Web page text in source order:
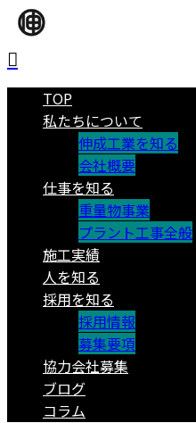
TOP
私たちについて
伸成工業を知る
会社概要
仕事を知る
重量物事業
プラント工事全般
施工実績
人を知る
採用を知る
採用情報
募集要項
協力会社募集
ブログ
コラム